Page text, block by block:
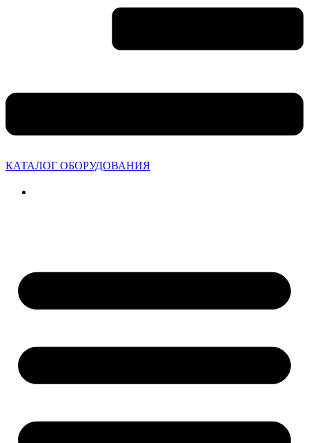
КАТАЛОГ ОБОРУДОВАНИЯ